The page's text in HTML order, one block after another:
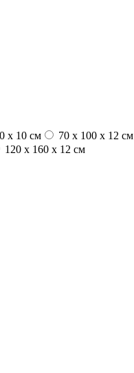
x 10 см 70 x 100 x 12 см
120 x 160 x 12 см